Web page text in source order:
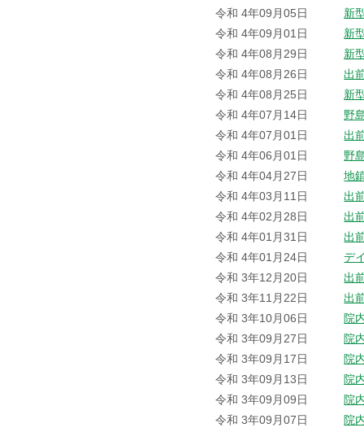
令和 4年09月05日
新
令和 4年09月01日
新
令和 4年08月29日
新
令和 4年08月26日
出
令和 4年08月25日
新
令和 4年07月14日
野
令和 4年07月01日
出
令和 4年06月01日
野
令和 4年04月27日
地
令和 4年03月11日
出
令和 4年02月28日
出
令和 4年01月31日
出
令和 4年01月24日
デ
令和 3年12月20日
出
令和 3年11月22日
出
令和 3年10月06日
院
令和 3年09月27日
院
令和 3年09月17日
院
令和 3年09月13日
院
令和 3年09月09日
院
令和 3年09月07日
院